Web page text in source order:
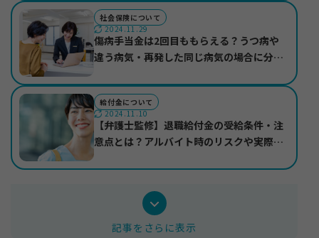
社会保険について
2024.11.29
傷病手当金は2回目ももらえる？うつ病や
違う病気・再発した同じ病気の場合に分け
給付金について
2024.11.10
【弁護士監修】退職給付金の受給条件・注
意点とは？アルバイト時のリスクや実際の
記事をさらに表示